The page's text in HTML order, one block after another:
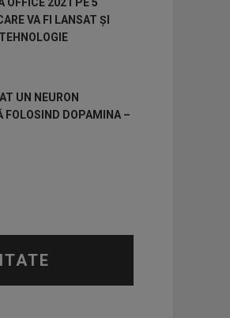
VA FI LANSAT ȘI
UN NEURON
FOLOSIND DOPAMINA –